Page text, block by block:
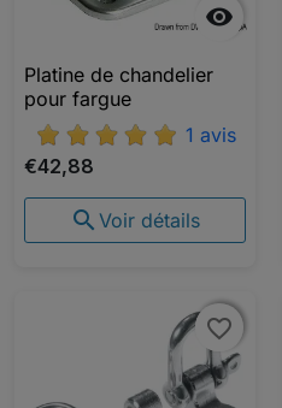

Platine de chandelier
pour fargue
1 avis
€42,88
 Voir détails
favorite_border
favorite_border